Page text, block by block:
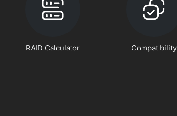
RAID Calculator Compatibility